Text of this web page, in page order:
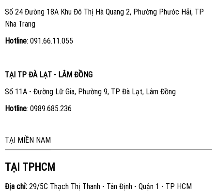
Số 24 Đường 18A Khu Đô Thị Hà Quang 2, Phường Phước Hải, TP
Nha Trang
Hotline: 091.66.11.055
TẠI TP ĐÀ LẠT - LÂM ĐỒNG
Số 11A - Đường Lữ Gia, Phường 9, TP Đà Lạt, Lâm Đồng
Hotline: 0989.685.236
TẠI MIỀN NAM
TẠI TPHCM
Địa chỉ:29/5C Thạch Thị Thanh - Tân Định - Quận 1 - TP HCM